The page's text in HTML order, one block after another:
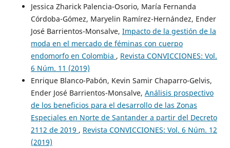
Jessica Zharick Palencia-Osorio, María Fernanda
Córdoba-Gómez, Maryelin Ramírez-Hernández, Ender
José Barrientos-Monsalve, Impacto de la gestión de la
moda en el mercado de féminas con cuerpo
endomorfo en Colombia , Revista CONVICCIONES: Vol.
6 Núm. 11 (2019)
Enrique Blanco-Pabón, Kevin Samir Chaparro-Gelvis,
Ender José Barrientos-Monsalve, Análisis prospectivo
de los beneficios para el desarrollo de las Zonas
Especiales en Norte de Santander a partir del Decreto
2112 de 2019 , Revista CONVICCIONES: Vol. 6 Núm. 12
(2019)